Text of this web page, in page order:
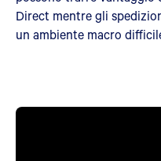
Direct mentre gli
un ambiente macro